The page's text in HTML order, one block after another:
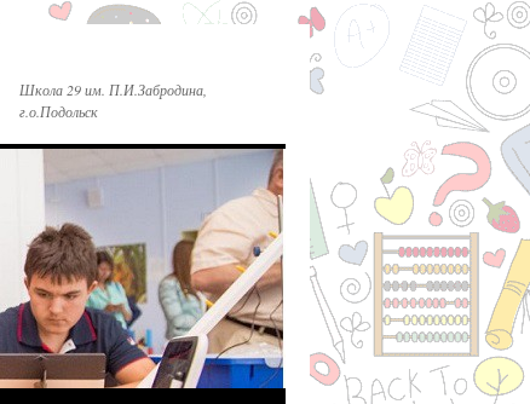
Школа 29 им. П.И.Забродина,
г.о.Подольск